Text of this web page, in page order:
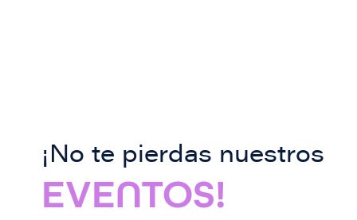
¡No te pierdas nuestros
EVENTOS!